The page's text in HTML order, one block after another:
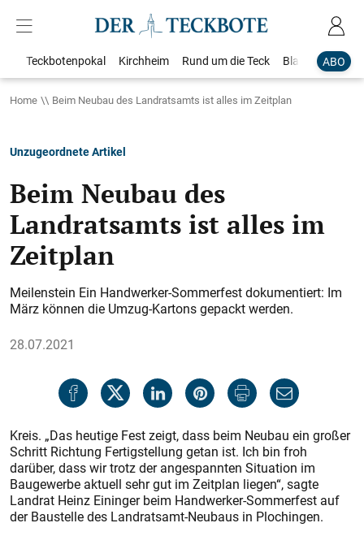
ABO
Teckbotenpokal Kirchheim Rund um die Teck Blaulicht
Home Beim Neubau des Landratsamts ist alles im Zeitplan
Unzugeordnete Artikel
Beim Neubau des
Landratsamts ist alles im
Zeitplan
Meilenstein Ein Handwerker-Sommerfest dokumentiert: Im
März können die Umzug-Kartons gepackt werden.
28.07.2021
Kreis. „Das heutige Fest zeigt, dass beim Neubau ein großer
Schritt Richtung Fertigstellung getan ist. Ich bin froh
darüber, dass wir trotz der angespannten Situation im
Baugewerbe aktuell sehr gut im Zeitplan liegen“, sagte
Landrat Heinz Eininger beim Handwerker-Sommerfest auf
der Baustelle des Landratsamt-Neubaus in Plochingen.